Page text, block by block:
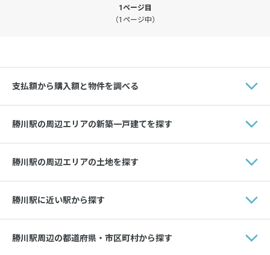
1ページ目
（1ページ中）
支払額から購入額と物件を調べる
勝川駅の周辺エリアの新築一戸建てを探す
勝川駅の周辺エリアの土地を探す
勝川駅に近い駅から探す
勝川駅周辺の都道府県・市区町村から探す